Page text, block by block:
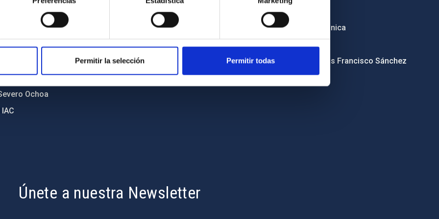
Permitir la selección Permitir todas
de género
y Sostenibilidad
externa
Ochoa
Política de cookies
Accesibilidad
RSS
Sede electrónica
Canal ético
Condolencias Francisco Sánchez
Únete a nuestra Newsletter